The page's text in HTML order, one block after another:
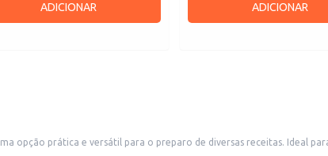
ADICIONAR ADICIONAR
opção prática e versátil para o preparo de diversas receitas. Ideal